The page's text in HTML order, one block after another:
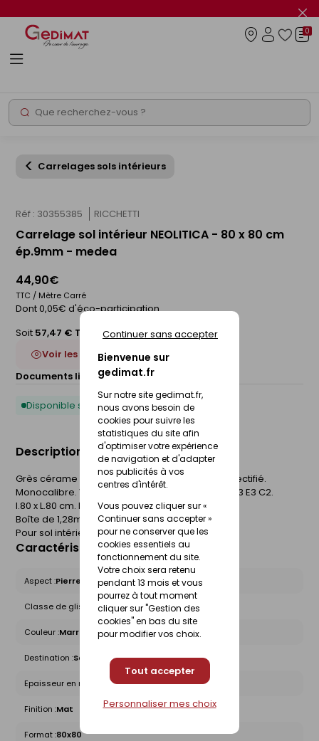
Bienvenue sur
gedimat.fr
Sur notre site gedimat.fr,
nous avons besoin de
cookies pour suivre les
statistiques du site afin
d'optimiser votre expérience
de navigation et d'adapter
nos publicités à vos
centres d'intérêt.
Vous pouvez cliquer sur «
Continuer sans accepter »
pour ne conserver que les
cookies essentiels au
fonctionnement du site.
Votre choix sera retenu
pendant 13 mois et vous
pourrez à tout moment
cliquer sur "Gestion des
cookies" en bas du site
pour modifier vos choix.
Tout accepter
Continuer sans accepter
Personnaliser mes choix
le
info
Rechercher
0
Carrelages sols intérieurs
Réf : 30355385 RICCHETTI
Carrelage sol intérieur NEOLITICA - 80 x 80 cm
ép.9mm - medea
44,90€
TTC / Mètre Carré
Dont 0,05€ d'éco-participation
Soit 57,47 € TTC
/Boite
Voir les 2 déclinaisons
Documents liés :
Fiche technique
Disponible sous 10 jours
Description du produit
Grès cérame émaillé. Aspect pierre naturelle. Rectifié.
Monocalibre. Variation de nuances V3. QB U3s P3 E3 C2.
l.80 x L.80 cm. Epaisseur 9mm.
Boîte de 1,28m²
Pour sol intérieur.
Caractéristiques du produit
Aspect :Pierre
Classe de glissance (R) :R9
Couleur :Marron
Destination :Sol intérieur
Epaisseur en mm :
Finition :Mat
Format :80x80